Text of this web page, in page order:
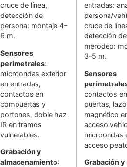
cruce de línea,
detección de
persona: montaje 4–
6 m.
Sensores
perimetrales:
microondas exterior
en entradas,
contactos en
compuertas y
portones, doble haz
IR en tramos
vulnerables.
Grabación y
almacenamiento:
entradas:
persona/
cruce de
detección de
merodeo:
3–5 m.
Sensores
contactos en
puertas, lazo
magnético
acceso
microondas
acceso
Grabación y